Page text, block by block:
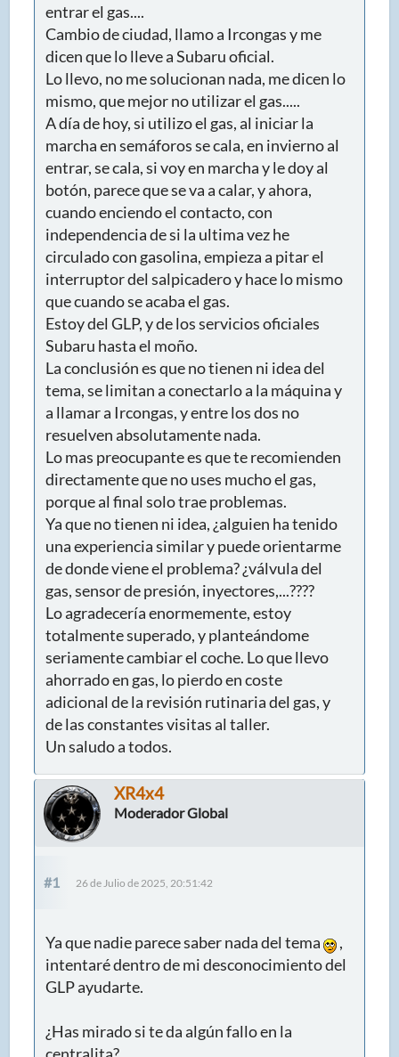
entrar el gas....
Cambio de ciudad, llamo a Ircongas y me
dicen que lo lleve a Subaru oficial.
Lo llevo, no me solucionan nada, me dicen lo
mismo, que mejor no utilizar el gas.....
A día de hoy, si utilizo el gas, al iniciar la
marcha en semáforos se cala, en invierno al
entrar, se cala, si voy en marcha y le doy al
botón, parece que se va a calar, y ahora,
cuando enciendo el contacto, con
independencia de si la ultima vez he
circulado con gasolina, empieza a pitar el
interruptor del salpicadero y hace lo mismo
que cuando se acaba el gas.
Estoy del GLP, y de los servicios oficiales
Subaru hasta el moño.
La conclusión es que no tienen ni idea del
tema, se limitan a conectarlo a la máquina y
a llamar a Ircongas, y entre los dos no
resuelven absolutamente nada.
Lo mas preocupante es que te recomienden
directamente que no uses mucho el gas,
porque al final solo trae problemas.
Ya que no tienen ni idea, ¿alguien ha tenido
una experiencia similar y puede orientarme
de donde viene el problema? ¿válvula del
gas, sensor de presión, inyectores,...????
Lo agradecería enormemente, estoy
totalmente superado, y planteándome
seriamente cambiar el coche. Lo que llevo
ahorrado en gas, lo pierdo en coste
adicional de la revisión rutinaria del gas, y
de las constantes visitas al taller.
Un saludo a todos.
XR4x4
Moderador Global
#1 26 de Julio de 2025, 20:51:42
Ya que nadie parece saber nada del tema
,
intentaré dentro de mi desconocimiento del
GLP ayudarte.
¿Has mirado si te da algún fallo en la